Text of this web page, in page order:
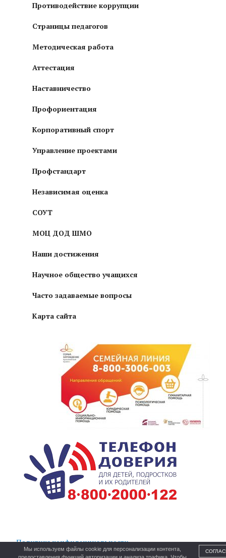
Противодействие коррупции
Страницы педагогов
Методическая работа
Аттестация
Наставничество
Профориентация
Корпоративный спорт
Управление проектами
Профстандарт
Независимая оценка
СОУТ
МОЦ ДОД ШМО
Наши достижения
Научное общество учащихся
Часто задаваемые вопросы
Карта сайта
Политика конфиденциальности
Мы используем файлы cookie для персонализации контента,